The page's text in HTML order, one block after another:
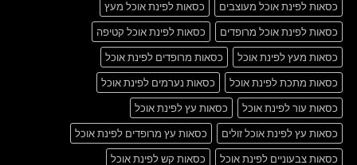
כסאות לפינת אוכל מעוצבים
כסאות לפינת אוכל מעץ
כסאות לפינת אוכל מרופדים
כסאות לפינת אוכל קטיפה
כסאות מעץ לפינת אוכל
כסאות מרופדים לפינת אוכל
כסאות מתכת לפינת אוכל
כסאות נערמים לפינת אוכל
כסאות עור לפינת אוכל
כסאות עץ לפינת אוכל
כסאות עץ לפינת אוכל זולים
כסאות עץ מרופדים לפינת אוכל
כסאות צבעוניים לפינת אוכל
כסאות קש לפינת אוכל